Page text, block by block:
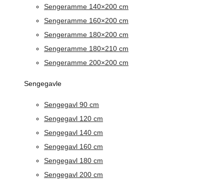
Sengeramme 140×200 cm
Sengeramme 160×200 cm
Sengeramme 180×200 cm
Sengeramme 180×210 cm
Sengeramme 200×200 cm
Sengegavle
Sengegavl 90 cm
Sengegavl 120 cm
Sengegavl 140 cm
Sengegavl 160 cm
Sengegavl 180 cm
Sengegavl 200 cm